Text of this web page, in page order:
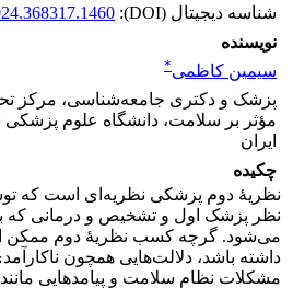
شناسه دیجیتال (DOI):
نویسنده
سیمین کاظمی*
پزشک و دکتری جامعه‌شناسی، مرکز
مؤثر بر سلامت، دانشگاه علوم پزشکی
ایران
چکیده
نظریۀ دوم پزشکی نظریه‌ای است که
نظر پزشک اول و تشخیص و درمانی که به
می‌شود. گرچه کسب نظریۀ دوم ممکن
داشته باشد، دلالت‌هایی همچون
مشکلات نظام سلامت و پیامدهایی